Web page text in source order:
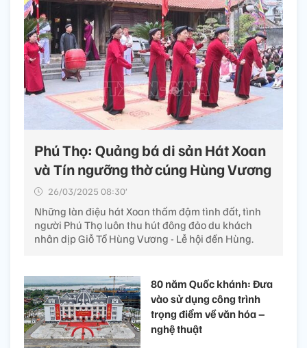
Phú Thọ: Quảng bá di sản Hát Xoan
và Tín ngưỡng thờ cúng Hùng Vương
26/03/2025 08:30’
Những làn điệu hát Xoan thấm đậm tình đất, tình
người Phú Thọ luôn thu hút đông đảo du khách
nhân dịp Giỗ Tổ Hùng Vương - Lễ hội đền Hùng.
80 năm Quốc khánh: Đưa
vào sử dụng công trình
trọng điểm về văn hóa –
nghệ thuật